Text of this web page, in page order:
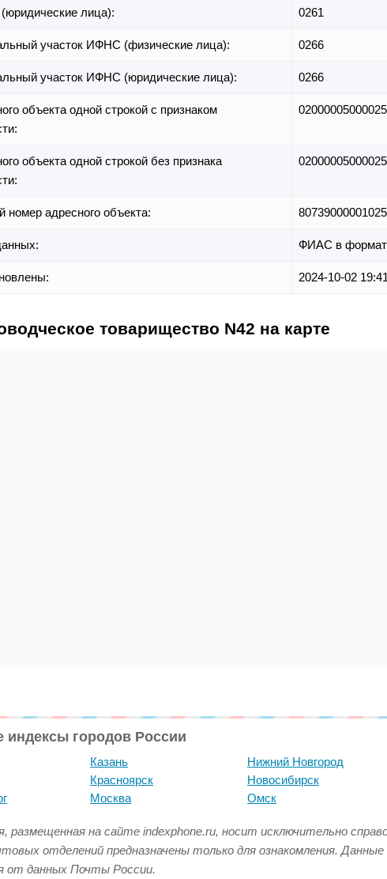
лица): 0261
участок ИФНС (физические лица): 0266
участок ИФНС (юридические лица): 0266
объекта одной строкой с признаком
объекта одной строкой без признака
номер адресного объекта:
ФИАС в
2024-10-02
товарищество N42 на карте
индексы городов России
Казань
Красноярск
Москва
Нижний Новгород
Новосибирск
Омск
размещенная на сайте indexphone.ru, носит исключительно
отделений предназначены только для ознакомления.
от данных Почты России.